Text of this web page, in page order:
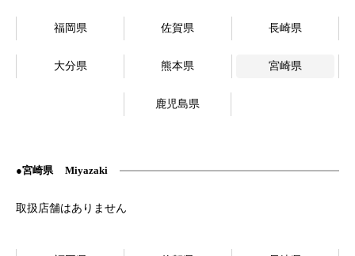
福岡県 佐賀県 長崎県
大分県 熊本県 宮崎県
鹿児島県
宮崎県 Miyazaki